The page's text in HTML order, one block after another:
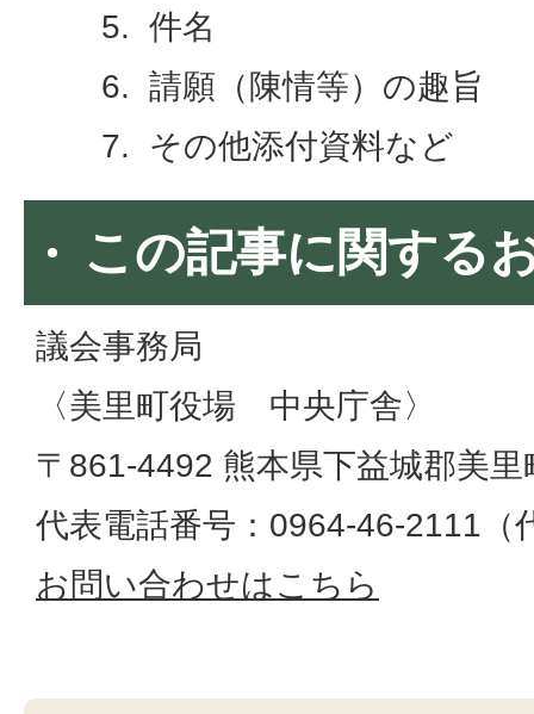
件名
請願（陳情等）の趣旨
その他添付資料など
この記事に関する
議会事務局
〈美里町役場 中央庁舎〉
〒861-4492 熊本県下益城郡美
代表電話番号：0964-46-2111（
お問い合わせはこちら